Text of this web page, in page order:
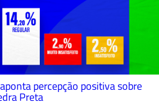
percepção positiva sobre
Preta